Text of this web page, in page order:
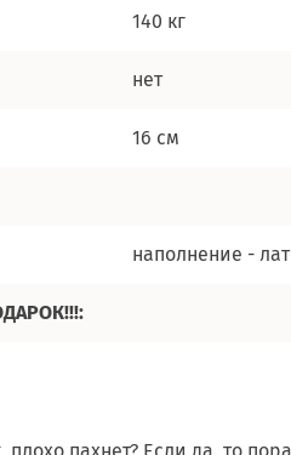
140 кг
нет
16 см
наполнение -